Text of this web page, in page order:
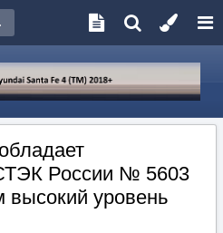
России № 5603
уровень